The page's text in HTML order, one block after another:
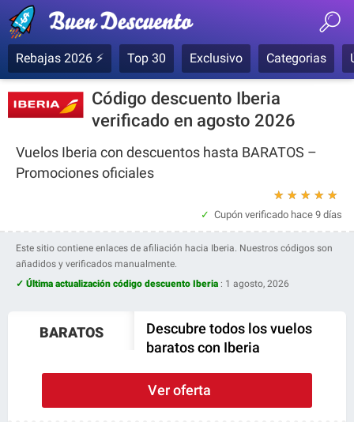
Rebajas 2026 ⚡ Top 30 Exclusivo Categorias
Código descuento Iberia
verificado en agosto 2026
Vuelos Iberia con descuentos hasta BARATOS –
Promociones oficiales
★
★
★
★
★
Cupón verificado hace 9 días
Este sitio contiene enlaces de afiliación hacia Iberia. Nuestros códigos son
añadidos y verificados manualmente.
✓ Última actualización código descuento Iberia : 1 agosto, 2026
BARATOS
Descubre todos los vuelos
baratos con Iberia
Ver oferta